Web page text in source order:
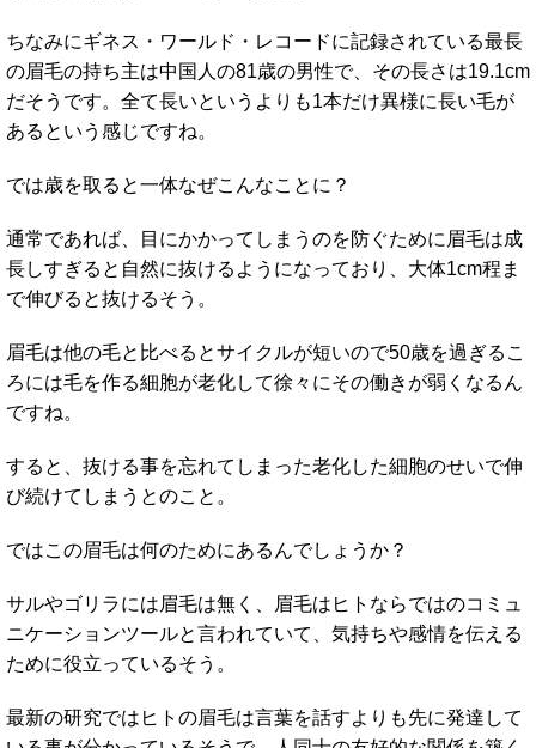
ちなみにギネス・ワールド・レコードに記録されている最長
の眉毛の持ち主は中国人の81歳の男性で、その長さは19.1cm
だそうです。全て長いというよりも1本だけ異様に長い毛が
あるという感じですね。
では歳を取ると一体なぜこんなことに？
通常であれば、目にかかってしまうのを防ぐために眉毛は成
長しすぎると自然に抜けるようになっており、大体1cm程ま
で伸びると抜けるそう。
眉毛は他の毛と比べるとサイクルが短いので50歳を過ぎるこ
ろには毛を作る細胞が老化して徐々にその働きが弱くなるん
ですね。
すると、抜ける事を忘れてしまった老化した細胞のせいで伸
び続けてしまうとのこと。
ではこの眉毛は何のためにあるんでしょうか？
サルやゴリラには眉毛は無く、眉毛はヒトならではのコミュ
ニケーションツールと言われていて、気持ちや感情を伝える
ために役立っているそう。
最新の研究ではヒトの眉毛は言葉を話すよりも先に発達して